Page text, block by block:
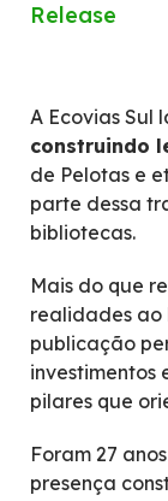
Release
A Ecovias Sul
construindo
de Pelotas e
parte dessa
bibliotecas.
Mais do que
realidades ao
publicação
investimentos
pilares que
Foram 27
presença